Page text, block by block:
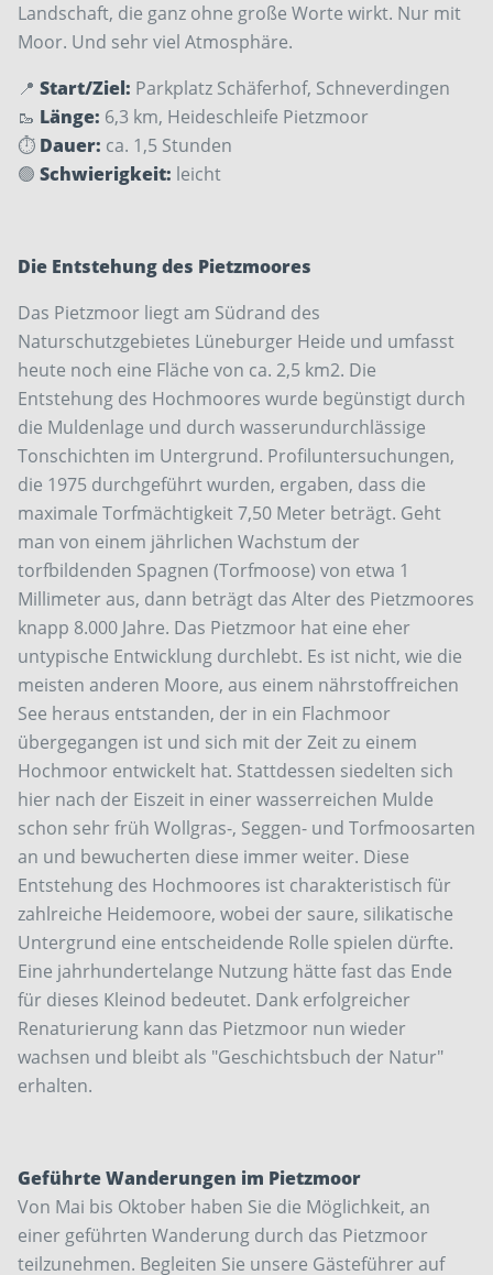
Landschaft, die ganz ohne große Worte wirkt. Nur mit
Moor. Und sehr viel Atmosphäre.
📍 Start/Ziel: Parkplatz Schäferhof, Schneverdingen
🥾 Länge: 6,3 km, Heideschleife Pietzmoor
⏱️ Dauer: ca. 1,5 Stunden
🟢 Schwierigkeit: leicht
Die Entstehung des Pietzmoores
Das Pietzmoor liegt am Südrand des
Naturschutzgebietes Lüneburger Heide und umfasst
heute noch eine Fläche von ca. 2,5 km2. Die
Entstehung des Hochmoores wurde begünstigt durch
die Muldenlage und durch wasserundurchlässige
Tonschichten im Untergrund. Profiluntersuchungen,
die 1975 durchgeführt wurden, ergaben, dass die
maximale Torfmächtigkeit 7,50 Meter beträgt. Geht
man von einem jährlichen Wachstum der
torfbildenden Spagnen (Torfmoose) von etwa 1
Millimeter aus, dann beträgt das Alter des Pietzmoores
knapp 8.000 Jahre. Das Pietzmoor hat eine eher
untypische Entwicklung durchlebt. Es ist nicht, wie die
meisten anderen Moore, aus einem nährstoffreichen
See heraus entstanden, der in ein Flachmoor
übergegangen ist und sich mit der Zeit zu einem
Hochmoor entwickelt hat. Stattdessen siedelten sich
hier nach der Eiszeit in einer wasserreichen Mulde
schon sehr früh Wollgras-, Seggen- und Torfmoosarten
an und bewucherten diese immer weiter. Diese
Entstehung des Hochmoores ist charakteristisch für
zahlreiche Heidemoore, wobei der saure, silikatische
Untergrund eine entscheidende Rolle spielen dürfte.
Eine jahrhundertelange Nutzung hätte fast das Ende
für dieses Kleinod bedeutet. Dank erfolgreicher
Renaturierung kann das Pietzmoor nun wieder
wachsen und bleibt als "Geschichtsbuch der Natur"
erhalten.
Geführte Wanderungen im Pietzmoor
Von Mai bis Oktober haben Sie die Möglichkeit, an
einer geführten Wanderung durch das Pietzmoor
teilzunehmen. Begleiten Sie unsere Gästeführer auf